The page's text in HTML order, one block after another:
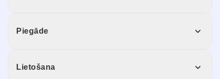
Piegāde
Lietošana